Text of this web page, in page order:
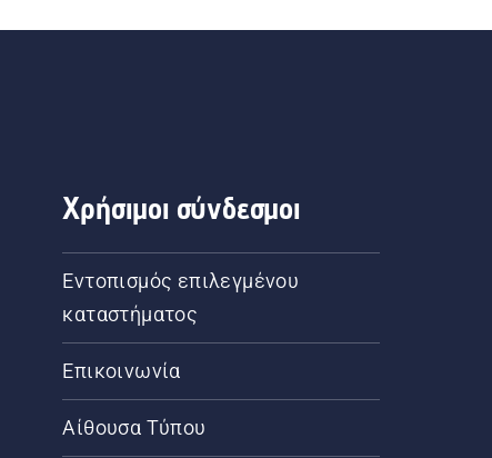
Χρήσιμοι σύνδεσμοι
Εντοπισμός επιλεγμένου
καταστήματος
Επικοινωνία
Αίθουσα Τύπου